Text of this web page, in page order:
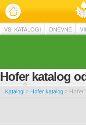
VSI KATALOGI DNEVNE
Hofer katalog
Katalogi » Hofer katalog » Hofer